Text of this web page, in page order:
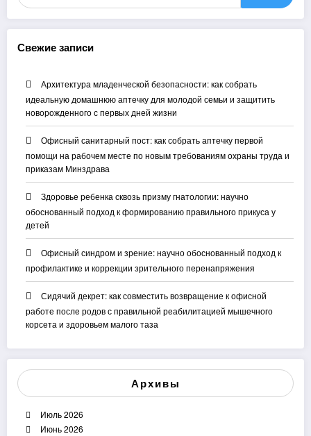
Свежие записи
Архитектура младенческой безопасности: как собрать
идеальную домашнюю аптечку для молодой семьи и защитить
новорожденного с первых дней жизни
Офисный санитарный пост: как собрать аптечку первой
помощи на рабочем месте по новым требованиям охраны труда и
приказам Минздрава
Здоровье ребенка сквозь призму гнатологии: научно
обоснованный подход к формированию правильного прикуса у
детей
Офисный синдром и зрение: научно обоснованный подход к
профилактике и коррекции зрительного перенапряжения
Сидячий декрет: как совместить возвращение к офисной
работе после родов с правильной реабилитацией мышечного
корсета и здоровьем малого таза
Архивы
Июль 2026
Июнь 2026